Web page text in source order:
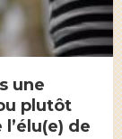
une
plutôt
de